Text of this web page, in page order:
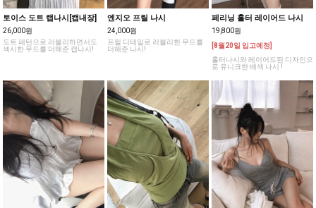
토이스 도트 랩나시[캡내장]
26,000원
도트 패턴으로 러블리하면서도
섹시한 무드를 더해준 캡나시!
엔지오 프릴 나시
24,000원
프릴 디테일로 러블리한 무드를
더해준 나시!
페리닝 홀터 레이어드 나시
19,800원
[8월20일 입고예정]
홀터나시와 레이어드된 디자인으
로 유니크한 배색 나시 !